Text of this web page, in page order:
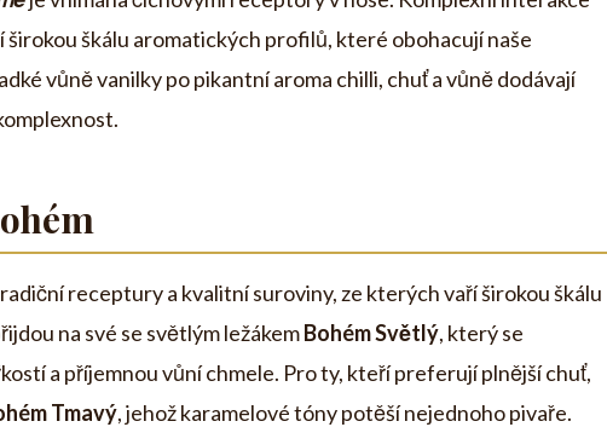
škálu aromatických profilů, které obohacují naše
vůně vanilky po pikantní aroma chilli, chuť a vůně dodávají
receptury a kvalitní suroviny, ze kterých vaří širokou škálu
na své se světlým ležákemBohém Světlý, který se
a příjemnou vůní chmele. Pro ty, kteří preferují plnější chuť,
Tmavý, jehož karamelové tóny potěší nejednoho pivaře.